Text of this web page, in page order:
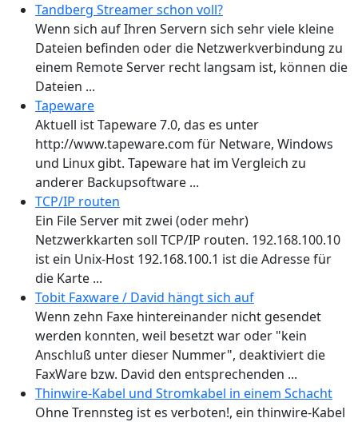
Tandberg Streamer schon voll?
Wenn sich auf Ihren Servern sich sehr viele kleine
Dateien befinden oder die Netzwerkverbindung zu
einem Remote Server recht langsam ist, können die
Dateien ...
Tapeware
Aktuell ist Tapeware 7.0, das es unter
http://www.tapeware.com für Netware, Windows
und Linux gibt. Tapeware hat im Vergleich zu
anderer Backupsoftware ...
TCP/IP routen
Ein File Server mit zwei (oder mehr)
Netzwerkkarten soll TCP/IP routen. 192.168.100.10
ist ein Unix-Host 192.168.100.1 ist die Adresse für
die Karte ...
Tobit Faxware / David hängt sich auf
Wenn zehn Faxe hintereinander nicht gesendet
werden konnten, weil besetzt war oder "kein
Anschluß unter dieser Nummer", deaktiviert die
FaxWare bzw. David den entsprechenden ...
Thinwire-Kabel und Stromkabel in einem Schacht
Ohne Trennsteg ist es verboten!, ein thinwire-Kabel